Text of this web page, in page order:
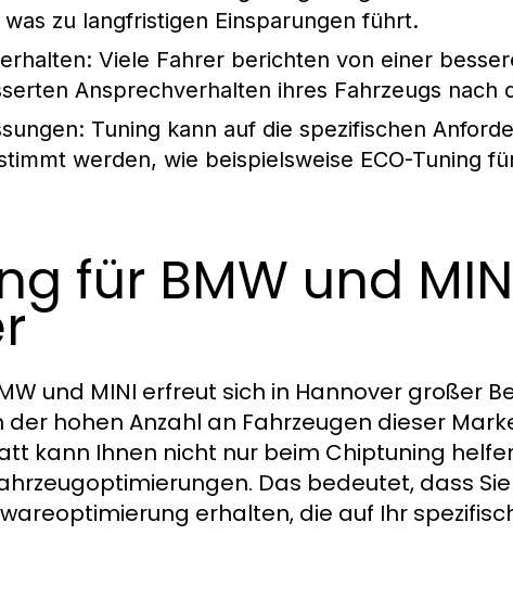
zu langfristigen Einsparungen führt.
Viele Fahrer berichten von einer
Ansprechverhalten ihres Fahrzeugs nach
Tuning kann auf die spezifischen
werden, wie beispielsweise ECO-Tuning
für BMW und
und MINI erfreut sich in Hannover großer
hohen Anzahl an Fahrzeugen dieser
kann Ihnen nicht nur beim Chiptuning
Das bedeutet, dass
erhalten, die auf Ihr